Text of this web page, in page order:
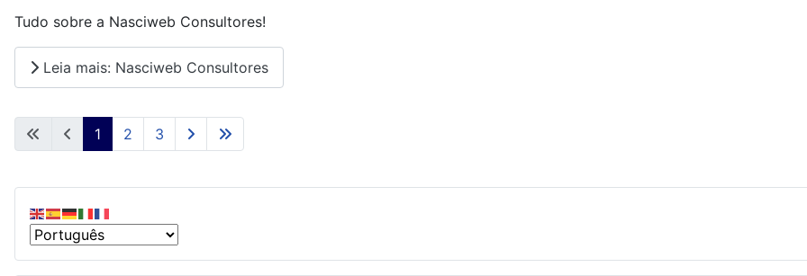
Tudo sobre a Nasciweb Consultores!
Leia mais: Nasciweb Consultores
1 2 3